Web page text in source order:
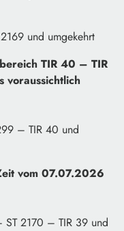
und umgekehrt
TIR 40 – TIR
– TIR 40 und
vom 07.07.2026
2170 – TIR 39 und